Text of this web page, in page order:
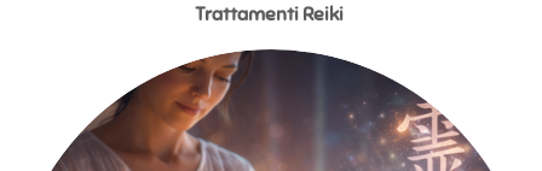
Trattamenti Reiki